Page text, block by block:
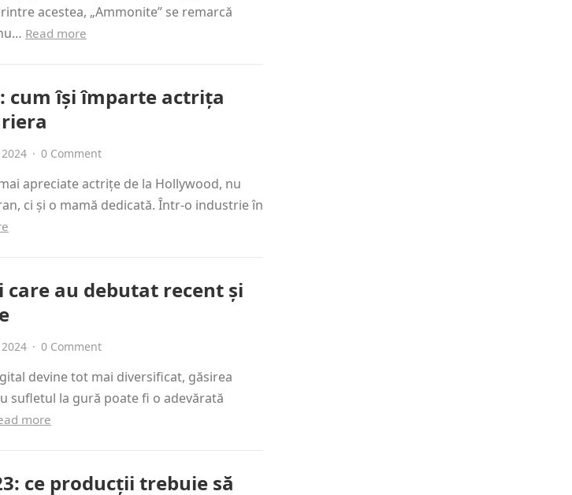
acestea, „Ammonite” se remarcă
Read more
cum își împarte actrița
· 0 Comment
apreciate actrițe de la Hollywood, nu
ci și o mamă dedicată. Într-o industrie în
au debutat recent și
· 0 Comment
devine tot mai diversificat, găsirea
sufletul la gură poate fi o adevărată
more
ce producții trebuie să